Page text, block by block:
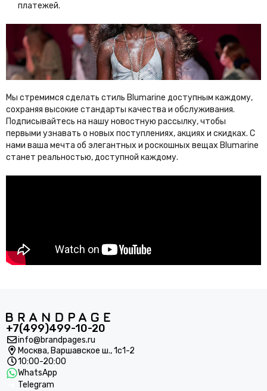
платежей.
Мы стремимся сделать стиль Blumarine доступным каждому,
сохраняя высокие стандарты качества и обслуживания.
Подписывайтесь на нашу новостную рассылку, чтобы
первыми узнавать о новых поступлениях, акциях и скидках. С
нами ваша мечта об элегантных и роскошных вещах Blumarine
станет реальностью, доступной каждому.
+7(499)499-10-20
info@brandpages.ru
Москва, Варшавское ш., 1с1-2
10:00-20:00
WhatsApp
Telegram